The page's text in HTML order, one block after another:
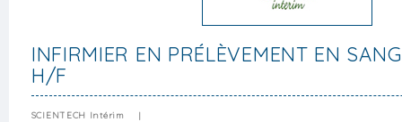
INFIRMIER EN PRÉLÈVEMENT EN
H/F
SCIENTECH Intérim |